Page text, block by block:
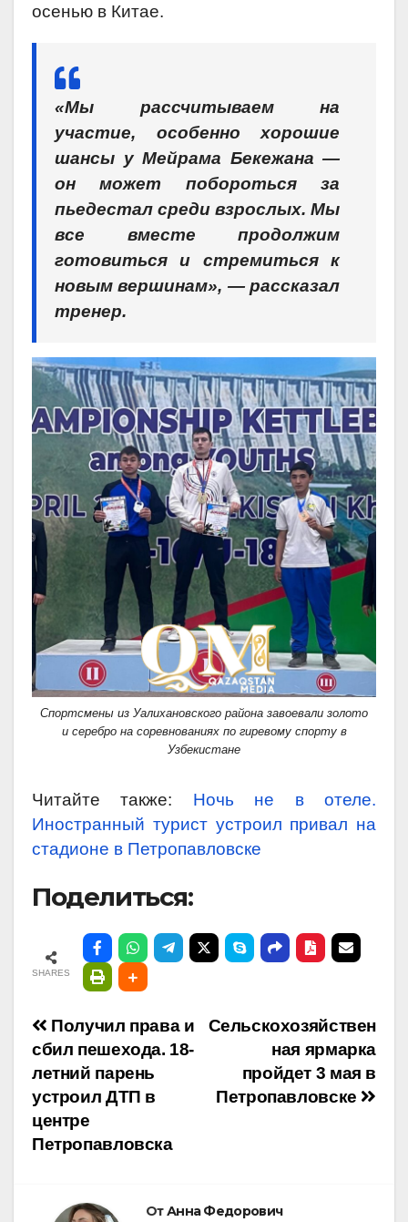
осенью в Китае.
«Мы рассчитываем на
участие, особенно хорошие
шансы у Мейрама Бекежана —
он может побороться за
пьедестал среди взрослых. Мы
все вместе продолжим
готовиться и стремиться к
новым вершинам», — рассказал
тренер.
Спортсмены из Уалихановского района завоевали золото
и серебро на соревнованиях по гиревому спорту в
Узбекистане
Читайте также: Ночь не в отеле.
Иностранный турист устроил привал на
стадионе в Петропавловске
Поделиться:
SHARES
Навигация
по
записям
Сельскохозяйствен
ная ярмарка
пройдет 3 мая в
Петропавловске
Получил права и
сбил пешехода. 18-
летний парень
устроил ДТП в
центре
Петропавловска
ОтАнна Федорович